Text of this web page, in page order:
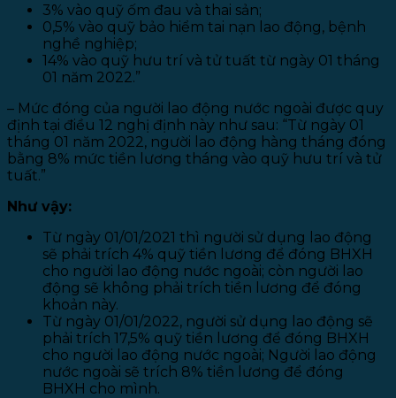
3% vào quỹ ốm đau và thai sản;
0,5% vào quỹ bảo hiểm tai nạn lao động, bệnh
nghề nghiệp;
14% vào quỹ hưu trí và tử tuất từ ngày 01 tháng
01 năm 2022.”
– Mức đóng của người lao động nước ngoài được quy
định tại điều 12 nghị định này như sau: “Từ ngày 01
tháng 01 năm 2022, người lao động hàng tháng đóng
bằng 8% mức tiền lương tháng vào quỹ hưu trí và tử
tuất.”
Như vậy:
Từ ngày 01/01/2021 thì người sử dụng lao động
sẽ phải trích 4% quỹ tiền lương để đóng BHXH
cho người lao động nước ngoài; còn người lao
động sẽ không phải trích tiền lương để đóng
khoản này.
Từ ngày 01/01/2022, người sử dụng lao động sẽ
phải trích 17,5% quỹ tiền lương để đóng BHXH
cho người lao động nước ngoài; Người lao động
nước ngoài sẽ trích 8% tiền lương để đóng
BHXH cho mình.